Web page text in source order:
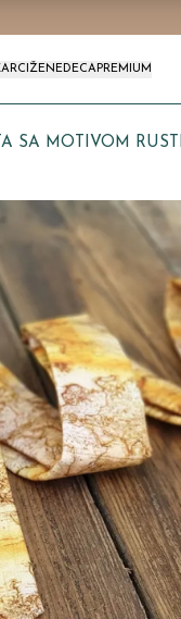
ŽENEDECAPREMIUM
SA MOTIVOM